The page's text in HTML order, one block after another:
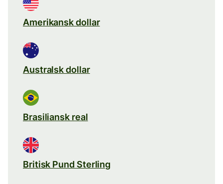
Amerikansk dollar
Australsk dollar
Brasiliansk real
Britisk Pund Sterling